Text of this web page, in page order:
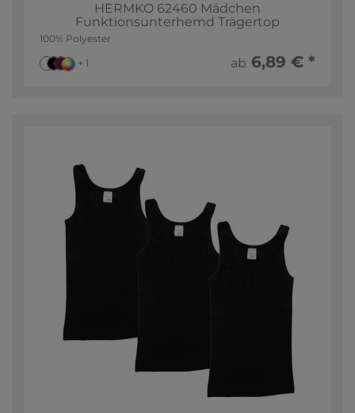
HERMKO 62460 Mädchen
Funktionsunterhemd Trägertop
100% Polyester
+ 1 ab 6,89 € *